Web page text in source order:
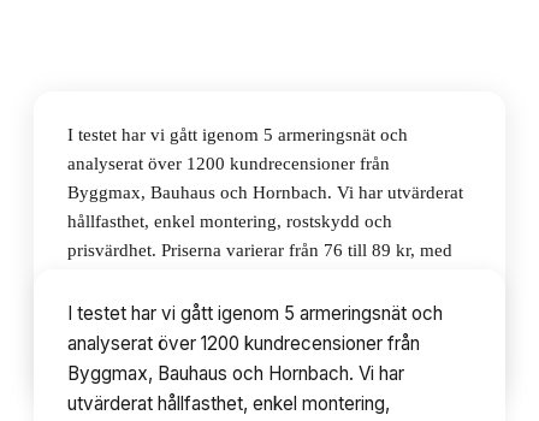
I testet har vi gått igenom 5 armeringsnät och
analyserat över 1200 kundrecensioner från
Byggmax, Bauhaus och Hornbach. Vi har utvärderat
hållfasthet, enkel montering, rostskydd och
prisvärdhet. Priserna varierar från 76 till 89 kr, med
Innehållsförteckning 7avsnitt
I testet har vi gått igenom 5 armeringsnät och
analyserat över 1200 kundrecensioner från
Byggmax, Bauhaus och Hornbach. Vi har
utvärderat hållfasthet, enkel montering,